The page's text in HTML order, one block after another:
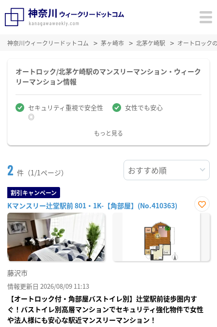
神奈川ウィークリードットコム 茅ヶ崎市 北茅ケ崎駅 オートロック
オートロック/北茅ケ崎駅のマンスリーマンション・ウィーク
リーマンション情報
セキュリティ重視で安全性
◎
女性でも安心
もっと見る
2 件（1/1ページ）
割引キャンペーン
Kマンスリー辻堂駅前 801・1K-【角部屋】(No.410363)
お気
藤沢市
情報更新日 2026/08/09 11:13
【オートロック付・角部屋バストイレ別】辻堂駅前徒歩圏内す
ぐ！バストイレ別高層マンションでセキュリティ強化物件で女性
や法人様にも安心な駅近マンスリーマンション！